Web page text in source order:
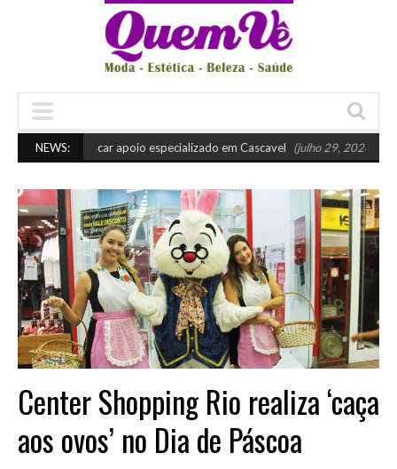
NEWS:
buscar apoio especializado em Cascavel (julho 29, 2026 10:45 am)
Center Shopping Rio realiza ‘caça
aos ovos’ no Dia de Páscoa